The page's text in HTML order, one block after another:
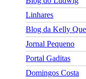
Linhares
Blog da Kelly
Jornal Pequeno
Portal Gaditas
Domingos Costa